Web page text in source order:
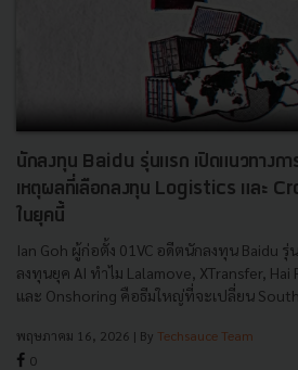
นักลงทุน Baidu รุ่นแรก เปิดแนวทางก
เหตุผลที่เลือกลงทุน Logistics และ
ในยุคนี้
Ian Goh ผู้ก่อตั้ง 01VC อดีตนักลงทุน Baidu
ลงทุนยุค AI ทำไม Lalamove, XTransfer,
และ Onshoring คือธีมใหญ่ที่จะเปลี่ยน
พฤษภาคม 16, 2026 | By Techsauce Team
0